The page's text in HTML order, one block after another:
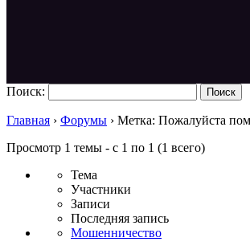
Поиск:
Главная › Форумы › Метка: Пожалуйста
Просмотр 1 темы - с 1 по 1 (1 всего)
Тема
Участники
Записи
Последняя запись
Мошенничество